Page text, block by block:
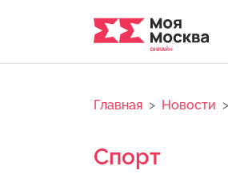
Главная Новости
Спорт